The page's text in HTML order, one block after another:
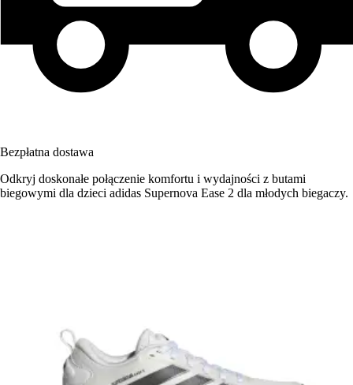
Bezpłatna dostawa
Odkryj doskonałe połączenie komfortu i wydajności z butami
biegowymi dla dzieci adidas Supernova Ease 2 dla młodych biegaczy.